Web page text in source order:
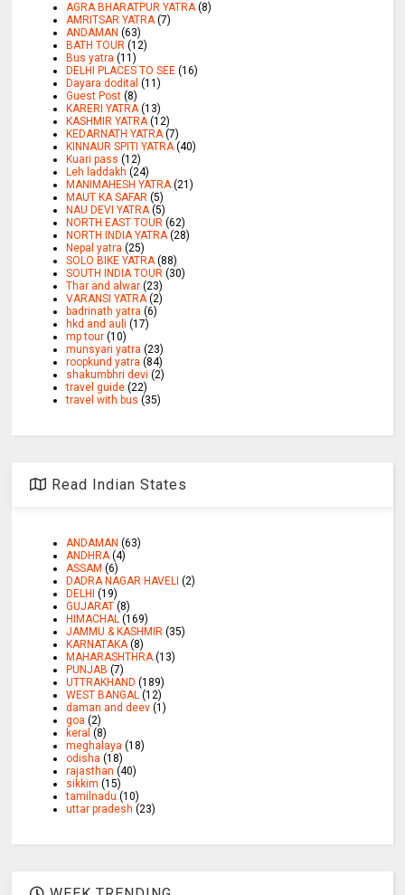
AGRA BHARATPUR YATRA (8)
AMRITSAR YATRA (7)
ANDAMAN (63)
BATH TOUR (12)
Bus yatra (11)
DELHI PLACES TO SEE (16)
Dayara dodital (11)
Guest Post (8)
KARERI YATRA (13)
KASHMIR YATRA (12)
KEDARNATH YATRA (7)
KINNAUR SPITI YATRA (40)
Kuari pass (12)
Leh laddakh (24)
MANIMAHESH YATRA (21)
MAUT KA SAFAR (5)
NAU DEVI YATRA (5)
NORTH EAST TOUR (62)
NORTH INDIA YATRA (28)
Nepal yatra (25)
SOLO BIKE YATRA (88)
SOUTH INDIA TOUR (30)
Thar and alwar (23)
VARANSI YATRA (2)
badrinath yatra (6)
hkd and auli (17)
mp tour (10)
munsyari yatra (23)
roopkund yatra (84)
shakumbhri devi (2)
travel guide (22)
travel with bus (35)
Read Indian States
ANDAMAN (63)
ANDHRA (4)
ASSAM (6)
DADRA NAGAR HAVELI (2)
DELHI
(19)
GUJARAT (8)
HIMACHAL (169)
JAMMU & KASHMIR (35)
KARNATAKA (8)
MAHARASHTHRA (13)
PUNJAB (7)
UTTRAKHAND (189)
WEST BANGAL (12)
daman and deev (1)
goa (2)
keral (8)
meghalaya (18)
odisha (18)
rajasthan (40)
sikkim (15)
tamilnadu (10)
uttar pradesh (23)